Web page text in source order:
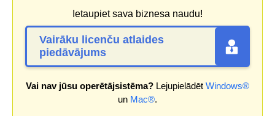
Ietaupiet sava biznesa naudu!
Vairāku licenču atlaides
piedāvājums
Vai nav jūsu operētājsistēma? Lejupielādēt Windows®
un Mac®.